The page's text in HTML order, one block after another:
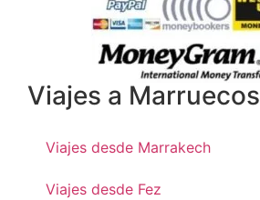
Viajes a Marruecos
Viajes desde Marrakech
Viajes desde Fez